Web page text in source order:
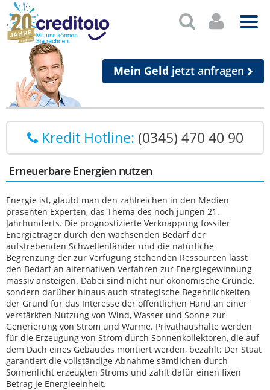
Mein Geld jetzt anfragen
Kredit Hotline: (0345) 470 40 90
Erneuerbare Energien nutzen
Energie ist, glaubt man den zahlreichen in den Medien
präsenten Experten, das Thema des noch jungen 21.
Jahrhunderts. Die prognostizierte Verknappung fossiler
Energieträger durch den wachsenden Bedarf der
aufstrebenden Schwellenländer und die natürliche
Begrenzung der zur Verfügung stehenden Ressourcen lässt
den Bedarf an alternativen Verfahren zur Energiegewinnung
massiv ansteigen. Dabei sind nicht nur ökonomische Gründe,
sondern darüber hinaus auch strategische Begehrlichkeiten
der Grund für das Interesse der öffentlichen Hand an einer
verstärkten Nutzung von Wind, Wasser und Sonne zur
Generierung von Strom und Wärme. Privathaushalte werden
für die Erzeugung von Strom durch Sonnenkollektoren, die auf
dem Dach eines Gebäudes montiert werden, bezahlt: Der Staat
garantiert die vollständige Abnahme sämtlichen durch
Sonnenlicht erzeugten Stroms und zahlt dafür einen fixen
Betrag je Energieeinheit.